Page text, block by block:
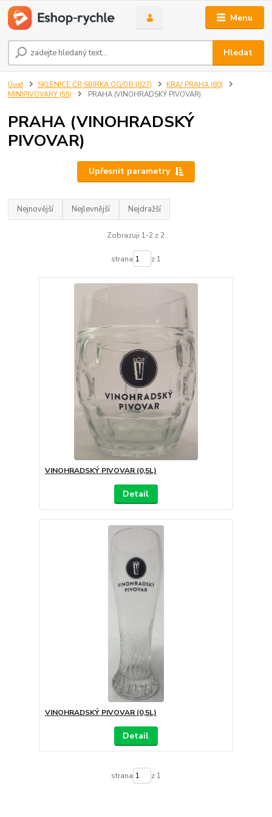
Menu
Hledat
Úvod SKLENICE ČR SBÍRKA OG/OB (827)
KRAJ PRAHA (80)
MINIPIVOVARY (55)
PRAHA (VINOHRADSKÝ PIVOVAR)
PRAHA (VINOHRADSKÝ
PIVOVAR)
Upřesnit parametry
Nejnovější Nejlevnější Nejdražší
Zobrazuji 1-2 z 2
strana z 1
VINOHRADSKÝ PIVOVAR (0,5L)
Detail
VINOHRADSKÝ PIVOVAR (0,5L)
Detail
strana z 1